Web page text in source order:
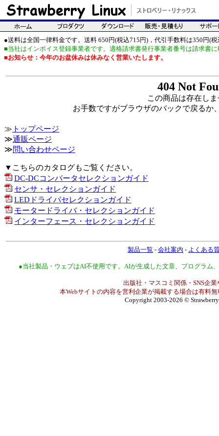
●送料は全国一律料金です。送料 650円(税込715円)，代引手数料は350円(税
■当社はインボイス登録事業者です。適格請求書発行事業者番号は請求書
■お知らせ：今年のお盆休みは休みなく営業いたします。
404 Not
この商品は存在し
お手数ですがブラウザのバックで戻るか
≫ トップページ
≫通販ページ
≫問い合わせページ
▼こちらのカタログもご覧ください。
DC-DCコンバータセレクションガイド
センサ・セレクションガイド
LEDドライバセレクションガイド
モータードライバ・セレクションガイド
インターフェース・セレクションガイド
製品一覧 - 会社案内 - よくある
●当社製品・ウェブはAI不使用です。AIが生成した文章、プログラム
出版社・マスコミ関係・SNS企
本Webサイトの内容を営利企業が掲載する場合は有料
Copyright 2003-2026 ©